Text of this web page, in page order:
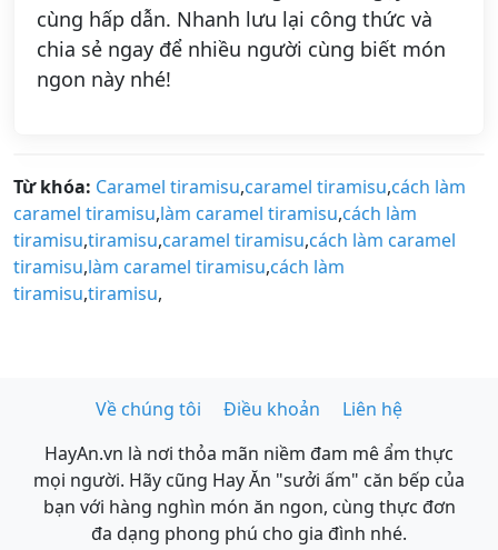
cùng hấp dẫn. Nhanh lưu lại công thức và
chia sẻ ngay để nhiều người cùng biết món
ngon này nhé!
Từ khóa: Caramel tiramisu,caramel tiramisu,cách làm
caramel tiramisu,làm caramel tiramisu,cách làm
tiramisu,tiramisu,caramel tiramisu,cách làm caramel
tiramisu,làm caramel tiramisu,cách làm
tiramisu,tiramisu,
Về chúng tôi Điều khoản
Liên hệ
HayAn.vn là nơi thỏa mãn niềm đam mê ẩm thực
mọi người. Hãy cũng Hay Ăn "sưởi ấm" căn bếp của
bạn với hàng nghìn món ăn ngon, cùng thực đơn
đa dạng phong phú cho gia đình nhé.